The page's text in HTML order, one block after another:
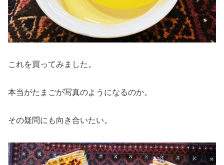
これを買ってみました。
本当がたまごが写真のようになるのか。
その疑問にも向き合いたい。